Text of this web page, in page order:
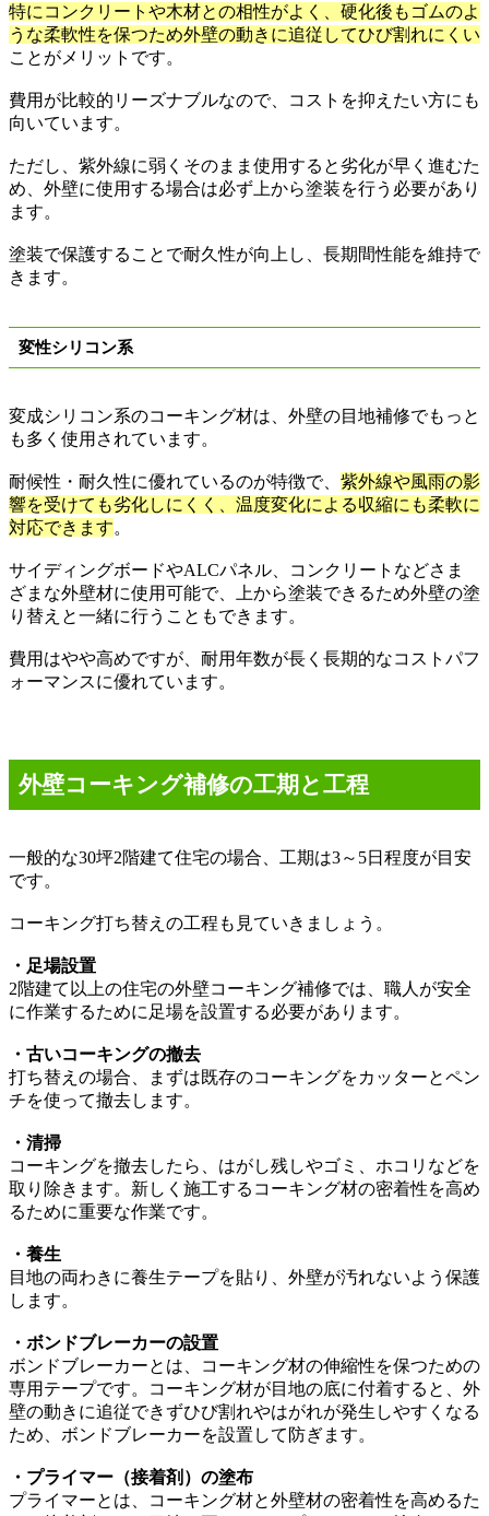
特にコンクリートや木材との相性がよく、硬化後もゴムのよ
うな柔軟性を保つため外壁の動きに追従してひび割れにくい
ことがメリットです。
費用が比較的リーズナブルなので、コストを抑えたい方にも
向いています。
ただし、紫外線に弱くそのまま使用すると劣化が早く進むた
め、外壁に使用する場合は必ず上から塗装を行う必要があり
ます。
塗装で保護することで耐久性が向上し、長期間性能を維持で
きます。
変性シリコン系
変成シリコン系のコーキング材は、外壁の目地補修でもっと
も多く使用されています。
耐候性・耐久性に優れているのが特徴で、 紫外線や風雨の影
響を受けても劣化しにくく、温度変化による収縮にも柔軟に
対応できます。
サイディングボードやALCパネル、コンクリートなどさま
ざまな外壁材に使用可能で、上から塗装できるため外壁の塗
り替えと一緒に行うこともできます。
費用はやや高めですが、耐用年数が長く長期的なコストパフ
ォーマンスに優れています。
外壁コーキング補修の工期と工程
一般的な30坪2階建て住宅の場合、工期は3～ 5日程度が目安
です。
コーキング打ち替えの工程も見ていきましょう。
・足場設置
2階建て以上の住宅の外壁コーキング補修では、職人が安全
に作業するために足場を設置する必要があります。
・古いコーキングの撤去
打ち替えの場合、まずは既存のコーキングをカッターとペン
チを使って撤去します。
・清掃
コーキングを撤去したら、はがし残しやゴミ、ホコリなどを
取り除きます。新しく施工するコーキング材の密着性を高め
るために重要な作業です。
・養生
目地の両わきに養生テープを貼り、外壁が汚れないよう保護
します。
・ボンドブレーカーの設置
ボンドブレーカーとは、コーキング材の伸縮性を保つための
専用テープです。コーキング材が目地の底に付着すると、外
壁の動きに追従できずひび割れやはがれが発生しやすくなる
ため、ボンドブレーカーを設置して防ぎます。
・プライマー（接着剤）の塗布
プライマーとは、コーキング材と外壁材の密着性を高めるた